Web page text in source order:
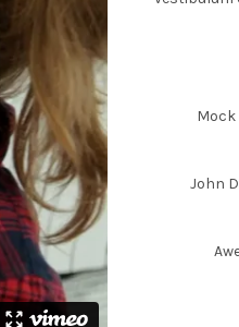
Mock
John